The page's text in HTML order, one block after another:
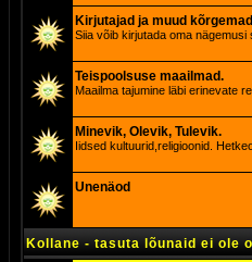
Kirjutajad ja muud
Siia võib kirjutada oma
Teispoolsuse maailmad.
Maailma tajumine läbi erinevate
Minevik, Olevik, Tulevik.
Iidsed kultuurid,religioonid.
Unenäod
Kollane - tasuta lõunaid ei ole